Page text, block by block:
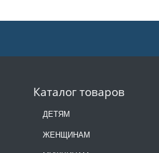
Каталог товаров
ДЕТЯМ
ЖЕНЩИНАМ